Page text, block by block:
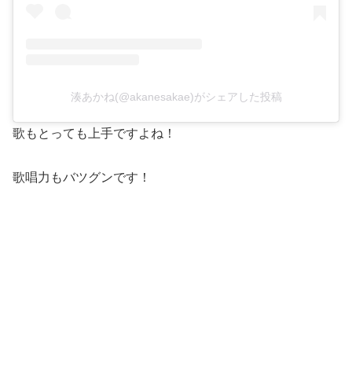
湊あかね(@akanesakae)がシェアした投稿
歌もとっても上手ですよね！
歌唱力もバツグンです！